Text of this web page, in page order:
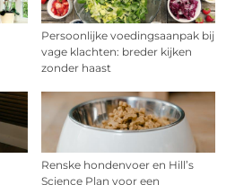
Persoonlijke voedingsaanpak bij
vage klachten: breder kijken
zonder haast
Renske hondenvoer en Hill’s
Science Plan voor een